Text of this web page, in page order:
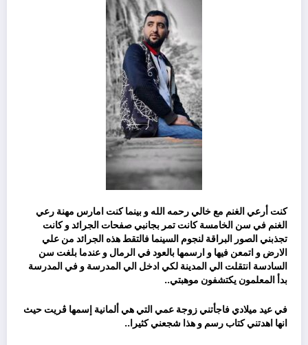
كنت أرعي الغنم مع خالي رحمه الله و بينما كنت امارس مهنة رعي
الغنم في سن الخامسة كانت تمر بجانبي صفحات الجرائد و كانت
تجذبني الصور البراقة لنجوم السينما فالتقط هذه الجرائد من علي
الارض و اتمعن فيها و ارسمها بالعود في الرمال و عندما بلغت سن
السادسة انتقلت الي المدينة لكي ادخل الي المدرسة و في المدرسة
بدأ المعلمون يكتشفون موهبتي..
في عيد ميلادي فاجأتني زوجة عمي التي هي ألمانية إسمها ڨريت حيث
انها اهدتني كتاب رسم و هذا شجعني كثيرا..